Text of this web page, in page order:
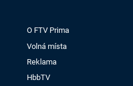
O FTV Prima
Volná místa
Reklama
HbbTV